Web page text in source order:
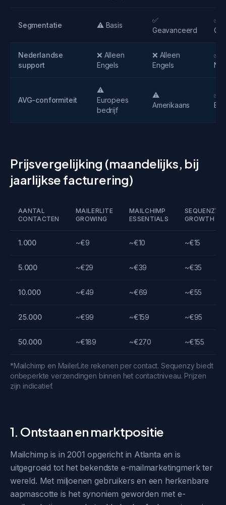
Segmentatie ⚠️ Basis
✅
Geavanceerd
✅
Nederlandse
support
❌ Alleen
Engels
❌ Alleen
Engels
✅
AVG-conformiteit
⚠️
Europees
bedrijf
⚠️
Amerikaans
✅
Prijsvergelijking (maandelijks, bij
jaarlijkse facturering)
AANTAL
CONTACTEN
MAILERLITE
GROWING
MAILCHIMP
ESSENTIALS
SEQUENZY
GROWTH
1.000 ~€9 ~€10 ~€15
5.000 ~€29 ~€39 ~€35
10.000 ~€49 ~€69 ~€55
25.000 ~€99 ~€159 ~€95
50.000 ~€189 ~€270 ~€155
*Mailchimp en MailerLite rekenen per contact. Sequenzy biedt
onbeperkte verzendingen binnen het contactniveau. Prijzen
zijn indicatief.
1. Ontstaan en marktpositie
Mailchimp is in 2001 opgericht in Atlanta en is
uitgegroeid tot het bekendste e-mailmarketingmerk ter
wereld. Met miljoenen gebruikers en een herkenbare
aapmascotte is het synoniem geworden met e-